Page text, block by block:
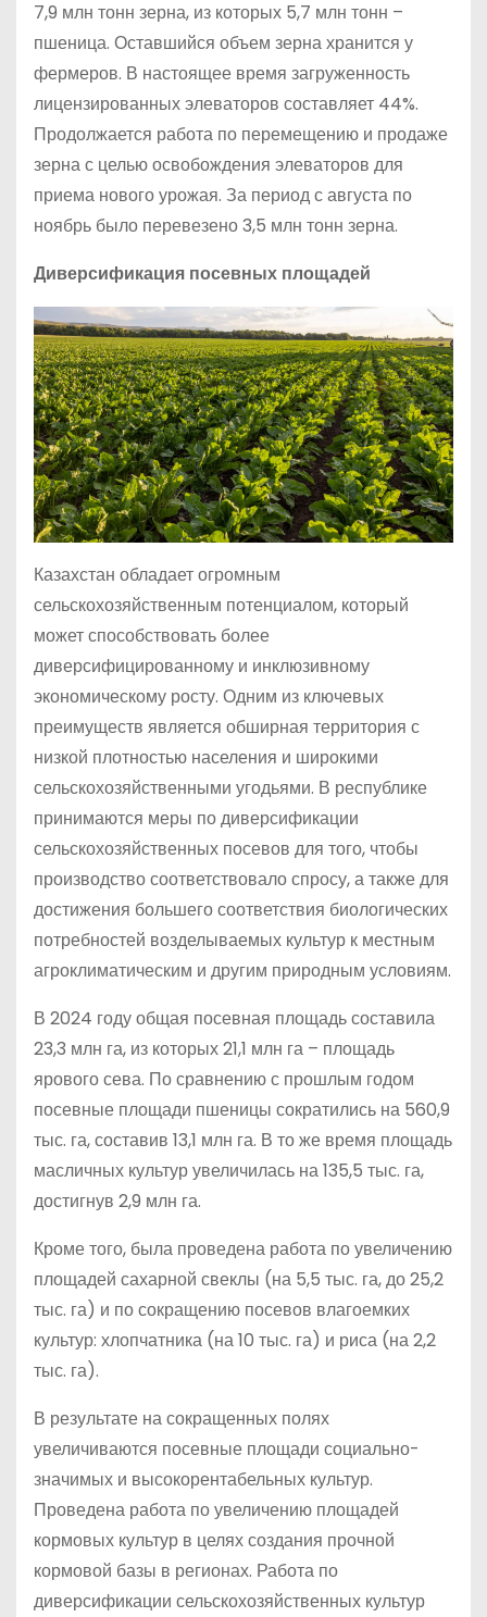
7,9 млн тонн зерна, из которых 5,7 млн тонн –
пшеница. Оставшийся объем зерна хранится у
фермеров. В настоящее время загруженность
лицензированных элеваторов составляет 44%.
Продолжается работа по перемещению и продаже
зерна с целью освобождения элеваторов для
приема нового урожая. За период с августа по
ноябрь было перевезено 3,5 млн тонн зерна.
Диверсификация посевных площадей
Казахстан обладает огромным
сельскохозяйственным потенциалом, который
может способствовать более
диверсифицированному и инклюзивному
экономическому росту. Одним из ключевых
преимуществ является обширная территория с
низкой плотностью населения и широкими
сельскохозяйственными угодьями. В республике
принимаются меры по диверсификации
сельскохозяйственных посевов для того, чтобы
производство соответствовало спросу, а также для
достижения большего соответствия биологических
потребностей возделываемых культур к местным
агроклиматическим и другим природным условиям.
В 2024 году общая посевная площадь составила
23,3 млн га, из которых 21,1 млн га – площадь
ярового сева. По сравнению с прошлым годом
посевные площади пшеницы сократились на 560,9
тыс. га, составив 13,1 млн га. В то же время площадь
масличных культур увеличилась на 135,5 тыс. га,
достигнув 2,9 млн га.
Кроме того, была проведена работа по увеличению
площадей сахарной свеклы (на 5,5 тыс. га, до 25,2
тыс. га) и по сокращению посевов влагоемких
культур: хлопчатника (на 10 тыс. га) и риса (на 2,2
тыс. га).
В результате на сокращенных полях
увеличиваются посевные площади социально-
значимых и высокорентабельных культур.
Проведена работа по увеличению площадей
кормовых культур в целях создания прочной
кормовой базы в регионах. Работа по
диверсификации сельскохозяйственных культур